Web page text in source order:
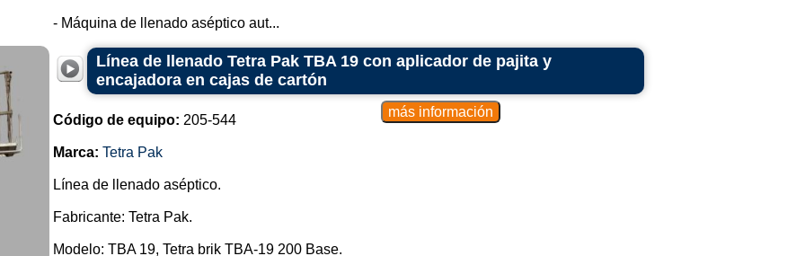
- Máquina de llenado aséptico aut...
Línea de llenado Tetra Pak TBA 19 con aplicador de pajita y
encajadora en cajas de cartón
Código de equipo: 205-544
Marca: Tetra Pak
Línea de llenado aséptico.
Fabricante: Tetra Pak.
Modelo: TBA 19, Tetra brik TBA-19 200 Base.